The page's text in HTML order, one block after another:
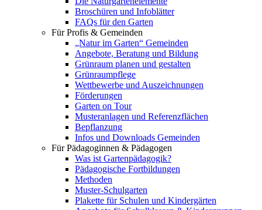
Broschüren und Infoblätter
FAQs für den Garten
Für Profis & Gemeinden
„Natur im Garten“ Gemeinden
Angebote, Beratung und Bildung
Grünraum planen und gestalten
Grünraumpflege
Wettbewerbe und Auszeichnungen
Förderungen
Garten on Tour
Musteranlagen und Referenzflächen
Bepflanzung
Infos und Downloads Gemeinden
Für Pädagoginnen & Pädagogen
Was ist Gartenpädagogik?
Pädagogische Fortbildungen
Methoden
Muster-Schulgarten
Plakette für Schulen und Kindergärten